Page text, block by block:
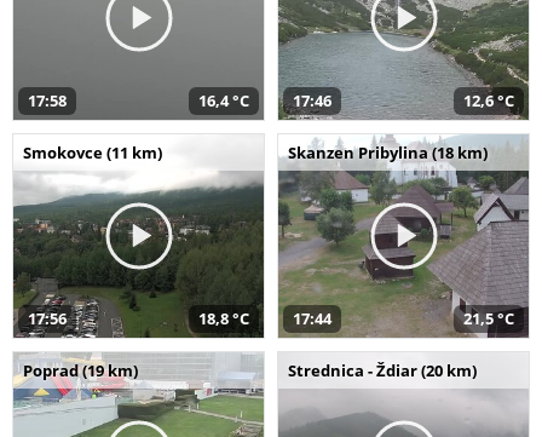
17:58 16,4 °C 17:46 12,6 °C
Smokovce (11 km)
17:56 18,8 °C
Skanzen Pribylina (18 km)
17:44 21,5 °C
Poprad (19 km) Strednica - Ždiar (20 km)